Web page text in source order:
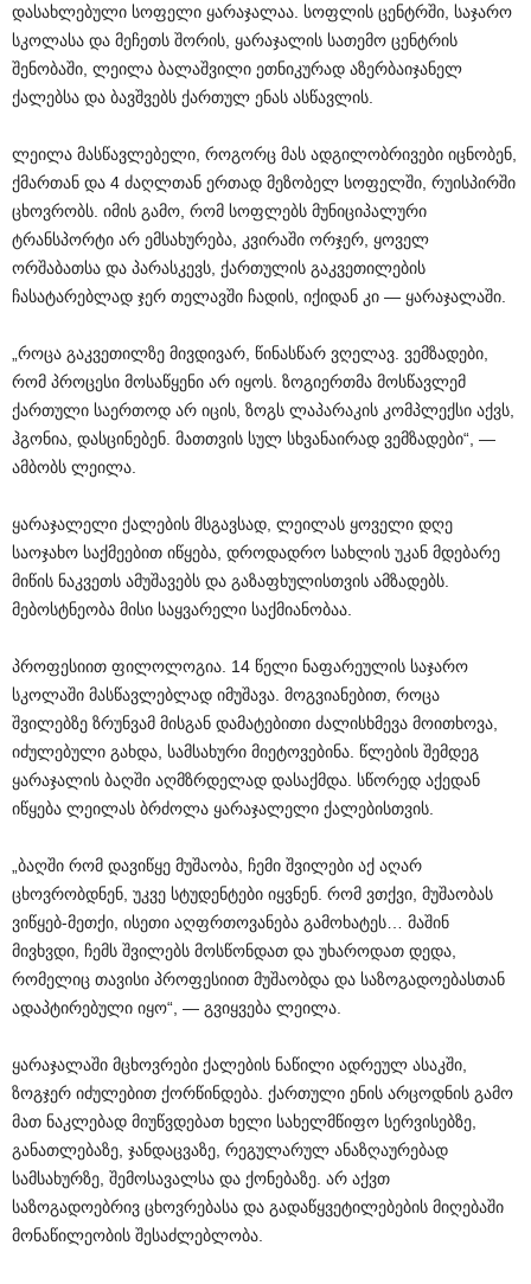
დასახლებული სოფელი ყარაჯალაა. სოფლის ცენტრში, საჯარო
სკოლასა და მეჩეთს შორის, ყარაჯალის სათემო ცენტრის
შენობაში, ლეილა ბალაშვილი ეთნიკურად აზერბაიჯანელ
ქალებსა და ბავშვებს ქართულ ენას ასწავლის.
ლეილა მასწავლებელი, როგორც მას ადგილობრივები იცნობენ,
ქმართან და 4 ძაღლთან ერთად მეზობელ სოფელში, რუისპირში
ცხოვრობს. იმის გამო, რომ სოფლებს მუნიციპალური
ტრანსპორტი არ ემსახურება, კვირაში ორჯერ, ყოველ
ორშაბათსა და პარასკევს, ქართულის გაკვეთილების
ჩასატარებლად ჯერ თელავში ჩადის, იქიდან კი — ყარაჯალაში.
„როცა გაკვეთილზე მივდივარ, წინასწარ ვღელავ. ვემზადები,
რომ პროცესი მოსაწყენი არ იყოს. ზოგიერთმა მოსწავლემ
ქართული საერთოდ არ იცის, ზოგს ლაპარაკის კომპლექსი აქვს,
ჰგონია, დასცინებენ. მათთვის სულ სხვანაირად ვემზადები“, —
ამბობს ლეილა.
ყარაჯალელი ქალების მსგავსად, ლეილას ყოველი დღე
საოჯახო საქმეებით იწყება, დროდადრო სახლის უკან მდებარე
მიწის ნაკვეთს ამუშავებს და გაზაფხულისთვის ამზადებს.
მებოსტნეობა მისი საყვარელი საქმიანობაა.
პროფესიით ფილოლოგია. 14 წელი ნაფარეულის საჯარო
სკოლაში მასწავლებლად იმუშავა. მოგვიანებით, როცა
შვილებზე ზრუნვამ მისგან დამატებითი ძალისხმევა მოითხოვა,
იძულებული გახდა, სამსახური მიეტოვებინა. წლების შემდეგ
ყარაჯალის ბაღში აღმზრდელად დასაქმდა. სწორედ აქედან
იწყება ლეილას ბრძოლა ყარაჯალელი ქალებისთვის.
„ბაღში რომ დავიწყე მუშაობა, ჩემი შვილები აქ აღარ
ცხოვრობდნენ, უკვე სტუდენტები იყვნენ. რომ ვთქვი, მუშაობას
ვიწყებ-მეთქი, ისეთი აღფრთოვანება გამოხატეს… მაშინ
მივხვდი, ჩემს შვილებს მოსწონდათ და უხაროდათ დედა,
რომელიც თავისი პროფესიით მუშაობდა და საზოგადოებასთან
ადაპტირებული იყო“, — გვიყვება ლეილა.
ყარაჯალაში მცხოვრები ქალების ნაწილი ადრეულ ასაკში,
ზოგჯერ იძულებით ქორწინდება. ქართული ენის არცოდნის გამო
მათ ნაკლებად მიუწვდებათ ხელი სახელმწიფო სერვისებზე,
განათლებაზე, ჯანდაცვაზე, რეგულარულ ანაზღაურებად
სამსახურზე, შემოსავალსა და ქონებაზე. არ აქვთ
საზოგადოებრივ ცხოვრებასა და გადაწყვეტილებების მიღებაში
მონაწილეობის შესაძლებლობა.